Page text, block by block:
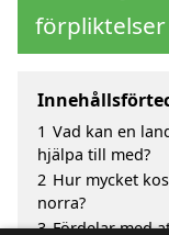
förpliktelser
1 Vad kan en
hjälpa till med?
2 Hur mycket
norra?
3 Fördelar med